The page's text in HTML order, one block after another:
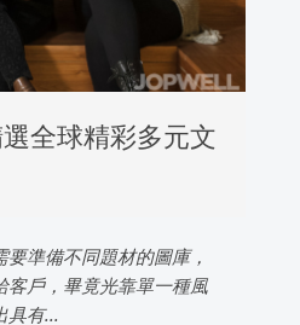
全球精彩多元文
準備不同題材的圖庫，
客戶，畢竟光靠單一種風
具有...